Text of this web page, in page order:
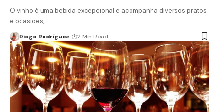
O vinho é uma bebida excepcional e acompanha diversos pratos
e ocasiões,…
Diego Rodríguez 2 Min Read